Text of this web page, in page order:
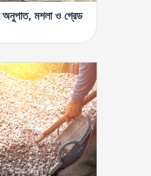
অনুপাত, মশলা ও গ্রেড